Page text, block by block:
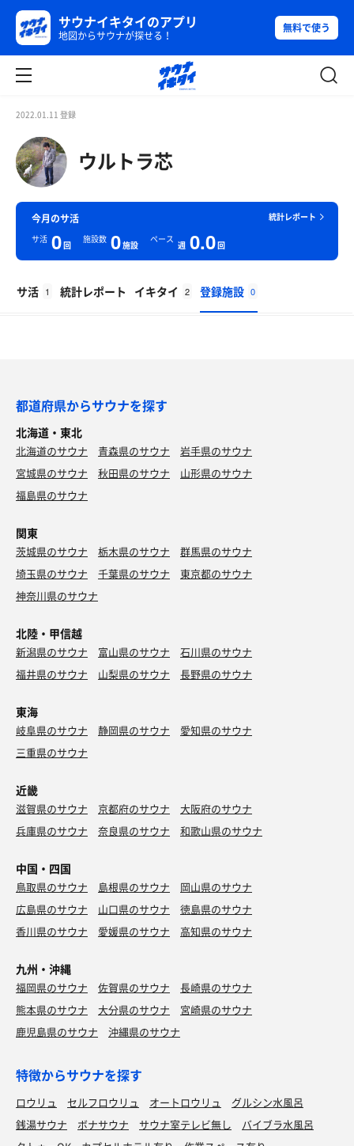
サウナイキタイのアプリ
地図からサウナが探せる！
無料で使う
2022.01.11 登録
ウルトラ芯
統計レポート
今月のサ活
サ活 0回
施設数 0施設
ペース
週 0.0回
サ活 1 統計レポート イキタイ 2 登録施設 0
都道府県からサウナを探す
北海道・東北
北海道のサウナ 青森県のサウナ
岩手県のサウナ
宮城県のサウナ
秋田県のサウナ
山形県のサウナ
福島県のサウナ
関東
茨城県のサウナ 栃木県のサウナ
群馬県のサウナ
埼玉県のサウナ
千葉県のサウナ
東京都のサウナ
神奈川県のサウナ
北陸・甲信越
新潟県のサウナ 富山県のサウナ
石川県のサウナ
福井県のサウナ
山梨県のサウナ 長野県のサウナ
東海
岐阜県のサウナ 静岡県のサウナ
愛知県のサウナ
三重県のサウナ
近畿
滋賀県のサウナ 京都府のサウナ
大阪府のサウナ
兵庫県のサウナ
奈良県のサウナ 和歌山県のサウナ
中国・四国
鳥取県のサウナ 島根県のサウナ
岡山県のサウナ
広島県のサウナ
山口県のサウナ
徳島県のサウナ
香川県のサウナ
愛媛県のサウナ 高知県のサウナ
九州・沖縄
福岡県のサウナ 佐賀県のサウナ
長崎県のサウナ
熊本県のサウナ
大分県のサウナ
宮崎県のサウナ
鹿児島県のサウナ
沖縄県のサウナ
特徴からサウナを探す
ロウリュ セルフロウリュ オートロウリュ
グルシン水風呂
銭湯サウナ
ボナサウナ サウナ室テレビ無し
バイブラ水風呂